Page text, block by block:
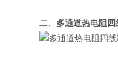
二、 多通道热电阻